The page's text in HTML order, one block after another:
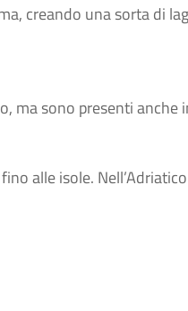
creando una sorta di
ma sono presenti anche
alle isole. Nell’Adriatico